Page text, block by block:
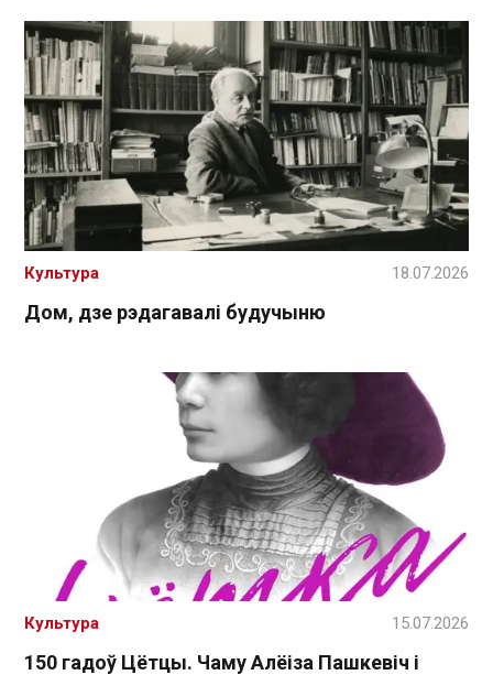
Дом, дзе рэдагавалі будучыню
Культура 18.07.2026
150 гадоў Цётцы. Чаму Алёіза Пашкевіч і
Культура 15.07.2026